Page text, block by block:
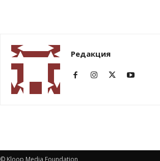
Редакция
© Kloop Media Foundation